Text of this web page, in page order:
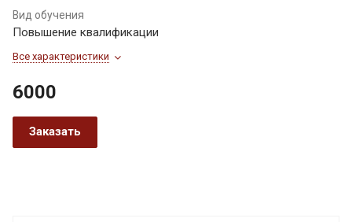
Вид обучения
Повышение квалификации
Все характеристики
6000
Заказать